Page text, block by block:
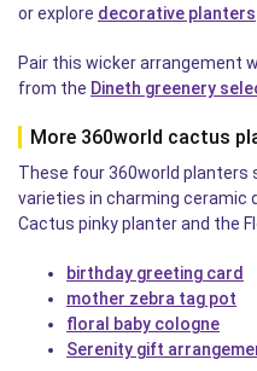
or explore decorative planters
Pair this wicker arrangement
from the Dineth greenery
More 360world cactus
These four 360world
varieties in charming ceramic
Cactus pinky planter and the
birthday greeting card
mother zebra tag pot
floral baby cologne
Serenity gift